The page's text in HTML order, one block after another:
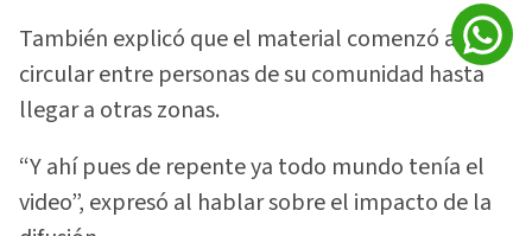
También explicó que el material comenzó a
circular entre personas de su comunidad hasta
llegar a otras zonas.
“Y ahí pues de repente ya todo mundo tenía el
video”, expresó al hablar sobre el impacto de la